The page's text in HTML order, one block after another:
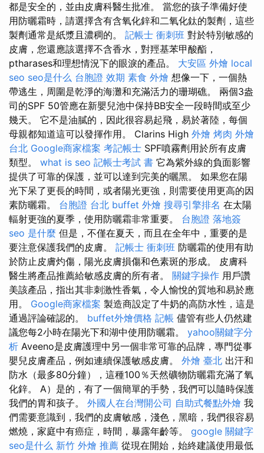
都是安全的，並由皮膚科醫生批准。 當您的孩子準備好使
用防曬霜時，請選擇含有含氧化鋅和二氧化鈦的製劑，這些
製劑通常是紙漿且濃稠的。 記帳士 衝刺班 對於特別敏感的
皮膚，您還應該選擇不含香水，對羥基苯甲酸酯，
ptharases和理想情況下的眼淚的產品。 大安區 外燴 local
seo seo是什么 台胞證 效期 素食 外燴 想像一下，一個熱
帶逃生，周圍是乾淨的海灘和充滿活力的珊瑚礁。 兩個3盎
司的SPF 50管應在新嬰兒池中保持BB安全一段時間或至少
幾天。 它不是油膩的，因此很容易起飛，易於著陸，每個
母親都知道這可以發揮作用。 Clarins High 外燴 烤肉 外燴
台北 Google商家檔案 考記帳士 SPF噴霧劑用於所有皮膚
類型。 what is seo 記帳士考試 書 它為紫外線的負面影響
提供了可靠的保護，並可以達到完美的曬黑。 如果您在陽
光下呆了更長的時間，或者陽光更強，則需要使用更高的因
素防曬霜。 台胞證 台北 buffet 外燴 搜尋引擎排名 在太陽
輻射更強的夏季，使用防曬霜非常重要。 台胞證 落地簽
seo 是什麼 但是，不僅在夏天，而且在全年中，重要的是
要注意保護我們的皮膚。 記帳士 衝刺班 防曬霜的使用有助
於防止皮膚灼傷，陽光皮膚損傷和色素斑的形成。 皮膚科
醫生將產品推薦給敏感皮膚的所有者。 關鍵字操作 用戶讚
美該產品，指出其非刺激性香氣，令人愉悅的質地和易於應
用。 Google商家檔案 製造商設定了牛奶的高防水性，這是
通過評論確認的。 buffet外燴價格 記帳 儘管有些人仍然建
議您每2小時在陽光下和湖中使用防曬霜。 yahoo關鍵字分
析 Aveeno是皮膚護理中另一個非常可靠的品牌，專門從事
嬰兒皮膚產品，例如連續保護敏感皮膚。 外燴 臺北 出汗和
防水（最多80分鐘），這種100％天然礦物防曬霜充滿了氧
化鋅。 A）是的，有了一個簡單的手勢，我們可以隨時保護
我們的胃和孩子。 外國人在台灣開公司 自助式餐點外燴 我
們需要意識到，我們的皮膚敏感，淺色，黑暗，我們很容易
燃燒，家庭中有癌症，時間，暴露年齡等。 google 關鍵字
seo是什么 新竹 外燴 推薦 從現在開始，始終建議使用最低